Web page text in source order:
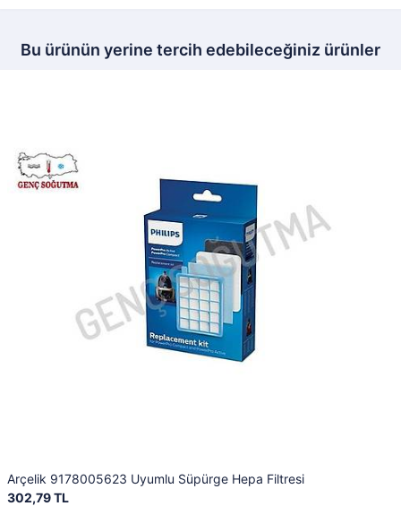
Bu ürünün yerine tercih edebileceğiniz ürünler
Arçelik 9178005623 Uyumlu Süpürge Hepa Filtresi
302,79 TL